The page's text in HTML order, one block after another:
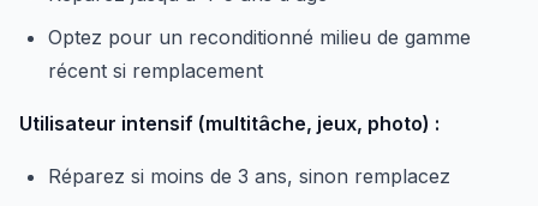
Optez pour un reconditionné milieu de gamme
récent si remplacement
Utilisateur intensif (multitâche, jeux, photo) :
Réparez si moins de 3 ans, sinon remplacez